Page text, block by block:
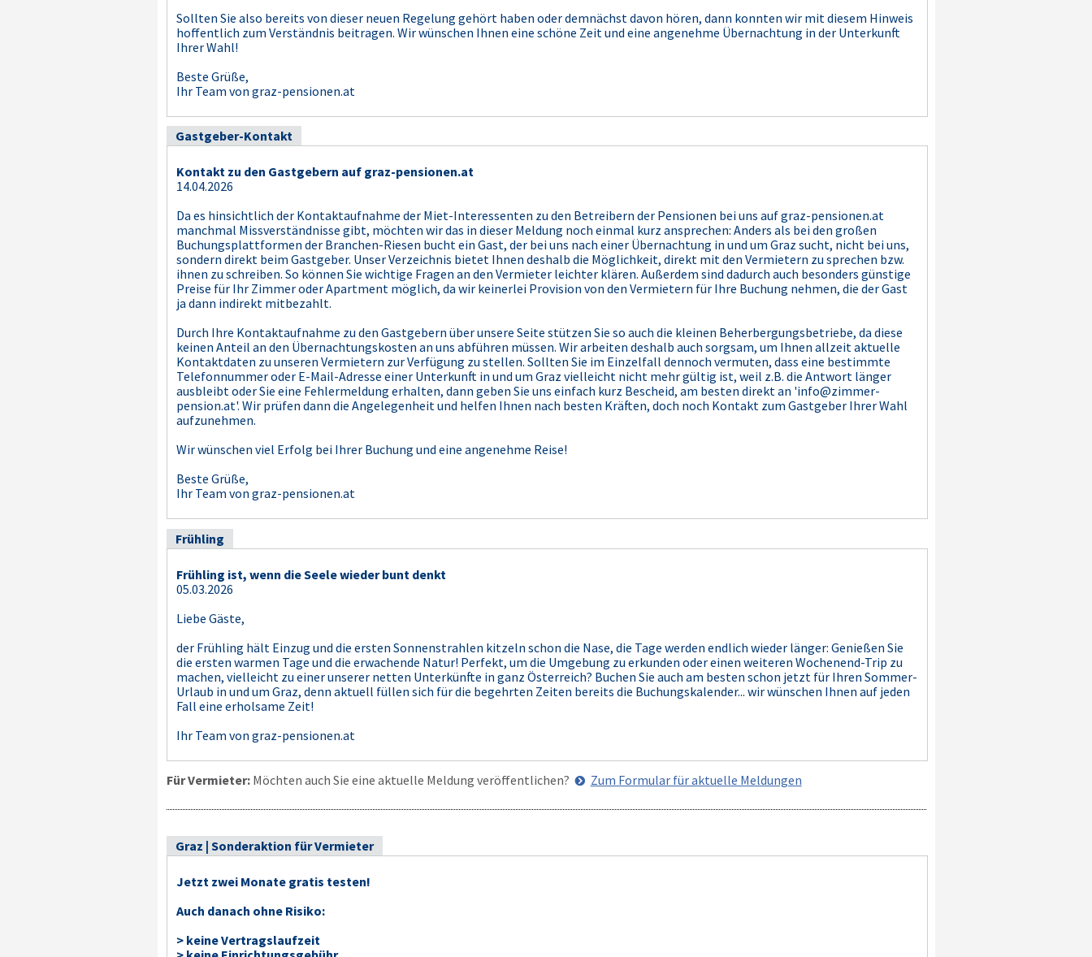
Sollten Sie also bereits von dieser neuen Regelung gehört haben oder demnächst davon hören, dann konnten wir mit diesem Hinweis
hoffentlich zum Verständnis beitragen. Wir wünschen Ihnen eine schöne Zeit und eine angenehme Übernachtung in der Unterkunft
Ihrer Wahl!
Beste Grüße,
Ihr Team von graz-pensionen.at
Gastgeber-Kontakt
Kontakt zu den Gastgebern auf graz-pensionen.at
14.04.2026
Da es hinsichtlich der Kontaktaufnahme der Miet-Interessenten zu den Betreibern der Pensionen bei uns auf graz-pensionen.at
manchmal Missverständnisse gibt, möchten wir das in dieser Meldung noch einmal kurz ansprechen: Anders als bei den großen
Buchungsplattformen der Branchen-Riesen bucht ein Gast, der bei uns nach einer Übernachtung in und um Graz sucht, nicht bei uns,
sondern direkt beim Gastgeber. Unser Verzeichnis bietet Ihnen deshalb die Möglichkeit, direkt mit den Vermietern zu sprechen bzw.
ihnen zu schreiben. So können Sie wichtige Fragen an den Vermieter leichter klären. Außerdem sind dadurch auch besonders günstige
Preise für Ihr Zimmer oder Apartment möglich, da wir keinerlei Provision von den Vermietern für Ihre Buchung nehmen, die der Gast
ja dann indirekt mitbezahlt.
Durch Ihre Kontaktaufnahme zu den Gastgebern über unsere Seite stützen Sie so auch die kleinen Beherbergungsbetriebe, da diese
keinen Anteil an den Übernachtungskosten an uns abführen müssen. Wir arbeiten deshalb auch sorgsam, um Ihnen allzeit aktuelle
Kontaktdaten zu unseren Vermietern zur Verfügung zu stellen. Sollten Sie im Einzelfall dennoch vermuten, dass eine bestimmte
Telefonnummer oder E-Mail-Adresse einer Unterkunft in und um Graz vielleicht nicht mehr gültig ist, weil z.B. die Antwort länger
ausbleibt oder Sie eine Fehlermeldung erhalten, dann geben Sie uns einfach kurz Bescheid, am besten direkt an 'info@zimmer-
pension.at'. Wir prüfen dann die Angelegenheit und helfen Ihnen nach besten Kräften, doch noch Kontakt zum Gastgeber Ihrer Wahl
aufzunehmen.
Wir wünschen viel Erfolg bei Ihrer Buchung und eine angenehme Reise!
Beste Grüße,
Ihr Team von graz-pensionen.at
Frühling
Frühling ist, wenn die Seele wieder bunt denkt
05.03.2026
Liebe Gäste,
der Frühling hält Einzug und die ersten Sonnenstrahlen kitzeln schon die Nase, die Tage werden endlich wieder länger: Genießen Sie
die ersten warmen Tage und die erwachende Natur! Perfekt, um die Umgebung zu erkunden oder einen weiteren Wochenend-Trip zu
machen, vielleicht zu einer unserer netten Unterkünfte in ganz Österreich? Buchen Sie auch am besten schon jetzt für Ihren Sommer-
Urlaub in und um Graz, denn aktuell füllen sich für die begehrten Zeiten bereits die Buchungskalender... wir wünschen Ihnen auf jeden
Fall eine erholsame Zeit!
Ihr Team von graz-pensionen.at
Für Vermieter:Möchten auch Sie eine aktuelle Meldung veröffentlichen? Zum Formular für aktuelle Meldungen
Graz | Sonderaktion für Vermieter
Jetzt zwei Monate gratis testen!
Auch danach ohne Risiko:
> keine Vertragslaufzeit